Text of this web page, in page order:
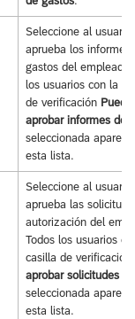
Seleccione al usuario
aprueba los informes
gastos del empleado.
los usuarios con la
de verificación Puede
aprobar informes de
seleccionada
esta lista.
Seleccione al usuario
aprueba las
autorización del
Todos los usuarios
casilla de verificación
aprobar solicitudes
seleccionada
esta lista.